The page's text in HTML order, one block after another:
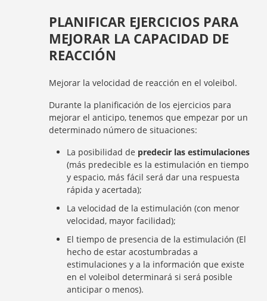
PLANIFICAR EJERCICIOS PARA
MEJORAR LA CAPACIDAD DE
REACCIÓN
Mejorar la velocidad de reacción en el voleibol.
Durante la planificación de los ejercicios para
mejorar el anticipo, tenemos que empezar por un
determinado número de situaciones:
La posibilidad de predecir las estimulaciones
(más predecible es la estimulación en tiempo
y espacio, más fácil será dar una respuesta
rápida y acertada);
La velocidad de la estimulación (con menor
velocidad, mayor facilidad);
El tiempo de presencia de la estimulación (El
hecho de estar acostumbradas a
estimulaciones y a la información que existe
en el voleibol determinará si será posible
anticipar o menos).